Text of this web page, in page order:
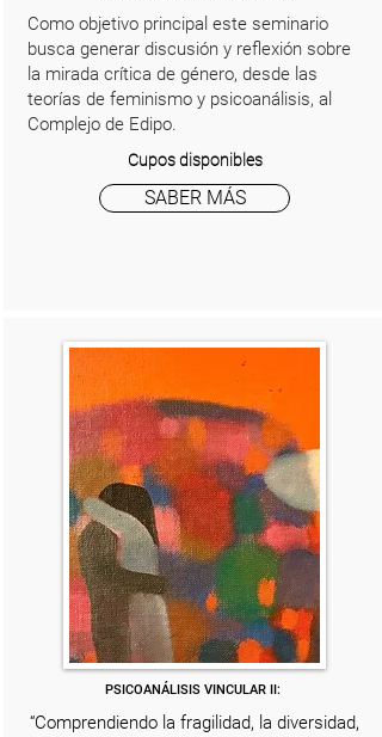
Como objetivo principal este seminario
busca generar discusión y reflexión sobre
la mirada crítica de género, desde las
teorías de feminismo y psicoanálisis, al
Complejo de Edipo.
Cupos disponibles
SABER MÁS
PSICOANÁLISIS VINCULAR II:
“Comprendiendo la fragilidad, la diversidad,